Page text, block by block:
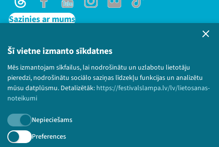
Šī vietne izmanto sīkdatnes
Mēs izmantojam sīkfailus, lai nodrošinātu un uzlabotu lietotāju
pieredzi, nodrošinātu sociālo saziņas līdzekļu funkcijas un analizētu
mūsu datplūsmu. Detalizētāk: https://festivalslampa.lv/lv/lietosanas-
noteikumi
Nepieciešams
Preferences
ThreadsFacebookYoutubeInstagram
Flick TikTok
Sazinies ar mums
Lietošanas noteikumi un sīkdatņu politika
Bērnu aizsardzības politika
© 2026 Sarunu festivāls LAMPA Visas tiesības
paturētas.
Piesakies jaunumiem!